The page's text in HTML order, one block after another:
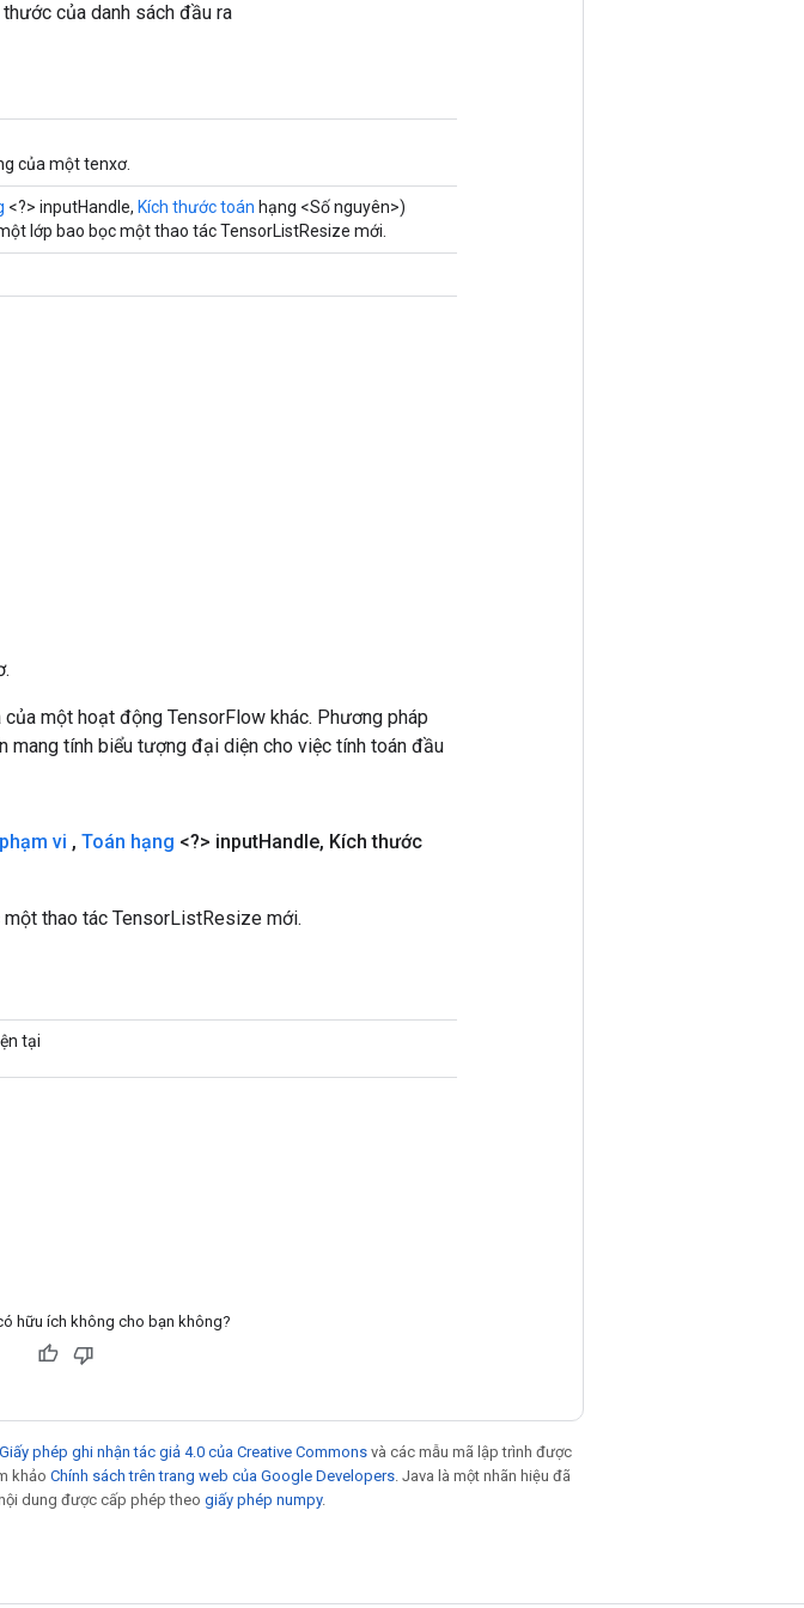
của danh sách đầu ra
của một tenxơ.
<?> inputHandle, Kích thước toán hạng <Số nguyên>)
lớp bao bọc một thao tác TensorListResize mới.
một hoạt động TensorFlow khác. Phương pháp
tính biểu tượng đại diện cho việc tính toán đầu
phạm vi , Toán hạng <?> inputHandle, Kích thước
thao tác TensorListResize mới.
tại
hữu ích không cho bạn không?
Giấy phép ghi nhận tác giả 4.0 của Creative Commons và các mẫu mã lập trình được
khảo Chính sách trên trang web của Google Developers . Java là một nhãn hiệu đã
dung được cấp phép theo giấy phép numpy.